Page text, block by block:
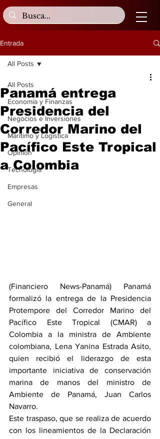
Entrada
All Posts
Economía y Finanzas
Negocios e Inversiones
Marítimo y Logística
Opinión
Tecnología
Empresas
General
All Posts
Panamá entrega
Presidencia del
Corredor Marino del
Pacífico Este Tropical
a Colombia
(Financiero News-Panamá) Panamá
formalizó la entrega de la Presidencia
Protempore del Corredor Marino del
Pacífico Este Tropical (CMAR) a
Colombia a la ministra de Ambiente
colombiana, Lena Yanina Estrada Asito,
quien recibió el liderazgo de esta
importante iniciativa de conservación
marina de manos del ministro de
Ambiente de Panamá, Juan Carlos
Navarro.
Este traspaso, que se realiza de acuerdo
con los lineamientos de la Declaración